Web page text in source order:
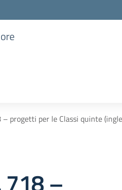
– progetti per le Classi quinte